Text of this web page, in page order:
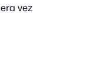
vez